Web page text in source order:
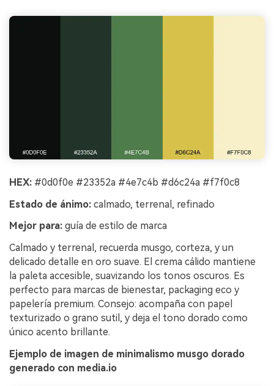
HEX: #0d0f0e #23352a #4e7c4b #d6c24a #f7f0c8
Estado de ánimo: calmado, terrenal, refinado
Mejor para: guía de estilo de marca
Calmado y terrenal, recuerda musgo, corteza, y un
delicado detalle en oro suave. El crema cálido mantiene
la paleta accesible, suavizando los tonos oscuros. Es
perfecto para marcas de bienestar, packaging eco y
papelería premium. Consejo: acompaña con papel
texturizado o grano sutil, y deja el tono dorado como
único acento brillante.
Ejemplo de imagen de minimalismo musgo dorado
generado con media.io